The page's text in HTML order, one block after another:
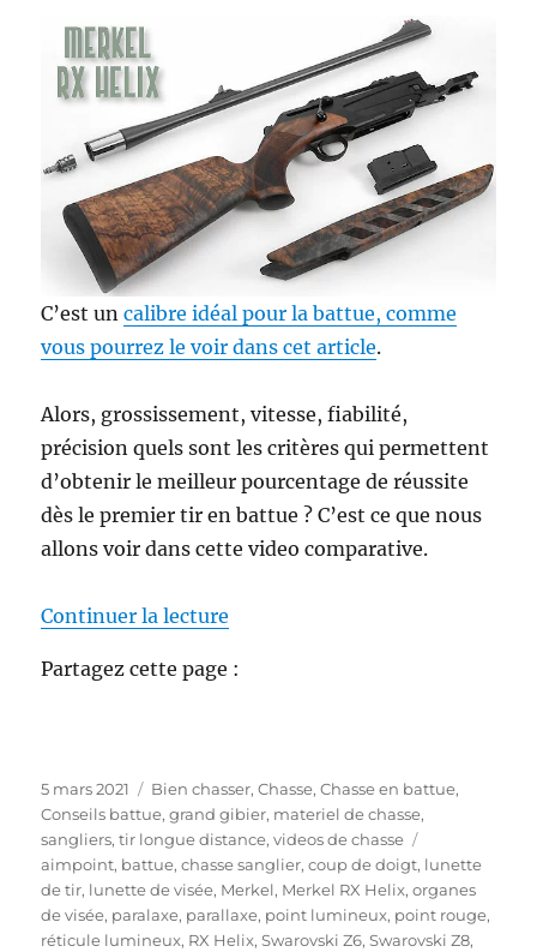
C’est uncalibre idéal pour la battue, comme
vous pourrez le voir dans cet article.
Alors, grossissement, vitesse, fiabilité,
précision quels sont les critères qui permettent
d’obtenir le meilleur pourcentage de réussite
dès le premier tir en battue ? C’est ce que nous
allons voir dans cette video comparative.
Continuer la lecture
Partagez cette page :
P
u
b
l
i
é
l
5 mars 2021
C
a
t
é
g
o
r
Bien chasser,Chasse,Chasse en battue,
Conseils battue,grand gibier, materiel de chasse,
sangliers,tir longue distance,videos de chasse
t
i
q
u
aimpoint, battue,chasse sanglier,coup de doigt, lunette
de tir, lunette de visée, Merkel, Merkel RX Helix,organes
de visée, paralaxe, parallaxe, point lumineux, point rouge,
réticule lumineux, RX Helix,Swarovski Z6,Swarovski Z8,